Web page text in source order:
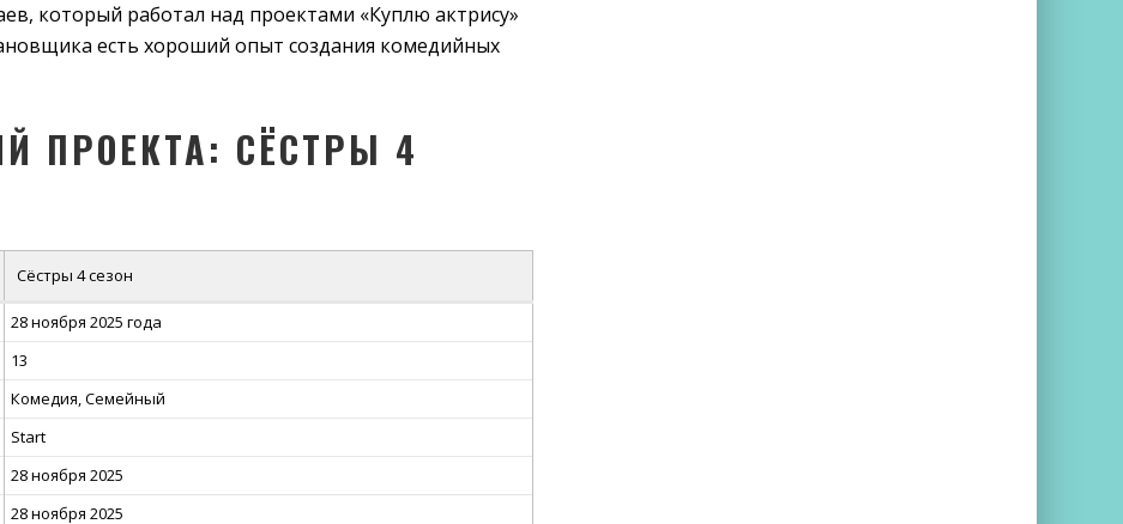
который работал над проектами «Куплю актрису»
есть хороший опыт создания комедийных
ПРОЕКТА: СЁСТРЫ 4
Сёстры 4 сезон
28 ноября 2025 года
13
Комедия, Семейный
Start
28 ноября 2025
28 ноября 2025